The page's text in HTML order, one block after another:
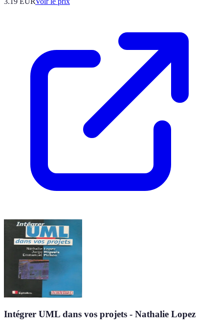
Intégrer UML dans vos projets - Nathalie Lopez